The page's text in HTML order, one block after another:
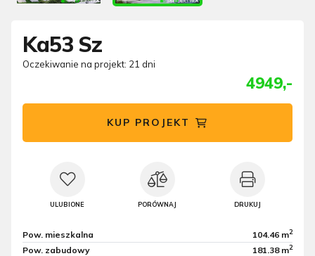
Ka53 Sz
Oczekiwanie na projekt: 21 dni
4949,-
KUP PROJEKT
ULUBIONE PORÓWNAJ DRUKUJ
Pow. mieszkalna 104.46 m2
Pow. zabudowy 181.38 m2